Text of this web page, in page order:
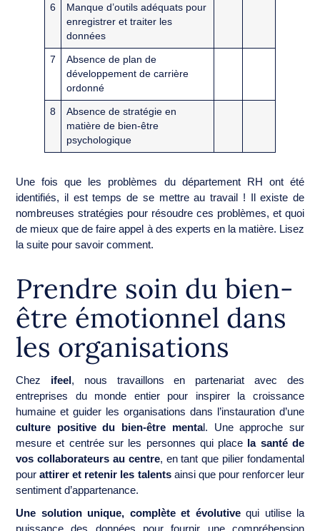
6
Manque d’outils adéquats pour
enregistrer et traiter les
données
7
Absence de plan de
développement de carrière
ordonné
8
Absence de stratégie en
matière de bien-être
psychologique
Une fois que les problèmes du département RH ont été
identifiés, il est temps de se mettre au travail ! Il existe de
nombreuses stratégies pour résoudre ces problèmes, et quoi
de mieux que de faire appel à des experts en la matière. Lisez
la suite pour savoir comment.
Prendre soin du bien-
être émotionnel dans
les organisations
Chez ifeel, nous travaillons en partenariat avec des
entreprises du monde entier pour inspirer la croissance
humaine et guider les organisations dans l’instauration d’une
culture positive du bien-être mental. Une approche sur
mesure et centrée sur les personnes qui place la santé de
vos collaborateurs au centre, en tant que pilier fondamental
pourattirer et retenir les talentsainsi que pour renforcer leur
sentiment d’appartenance.
Une solution unique, complète et évolutivequi utilise la